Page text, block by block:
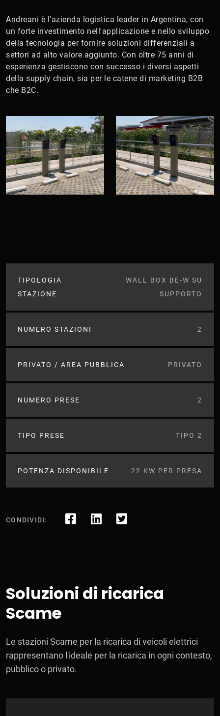
Andreani è l'azienda logistica leader in Argentina, con
un forte investimento nell'applicazione e nello sviluppo
della tecnologia per fornire soluzioni differenziali a
settori ad alto valore aggiunto. Con oltre 75 anni di
esperienza gestiscono con successo i diversi aspetti
della supply chain, sia per le catene di marketing B2B
che B2C.
TIPOLOGIA
STAZIONE
WALL BOX BE-W SU
SUPPORTO
NUMERO STAZIONI 2
PRIVATO / AREA PUBBLICA PRIVATO
NUMERO PRESE 2
TIPO PRESE TIPO 2
POTENZA DISPONIBILE 22 KW PER PRESA
CONDIVIDI:
Soluzioni di ricarica
Scame
Le stazioni Scame per la ricarica di veicoli elettrici
rappresentano l'ideale per la ricarica in ogni contesto,
pubblico o privato.